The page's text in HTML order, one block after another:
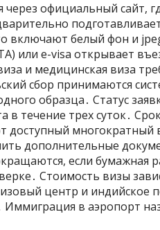
через официальный сайт,
включают белый фон и
или e-visa открывает
и медицинская виза
сбор принимаются
образца․ Статус
в течение трех суток․
доступный многократный
дополнительные
если бумажная
Стоимость визы
центр и индийское
Иммиграция в аэропорт